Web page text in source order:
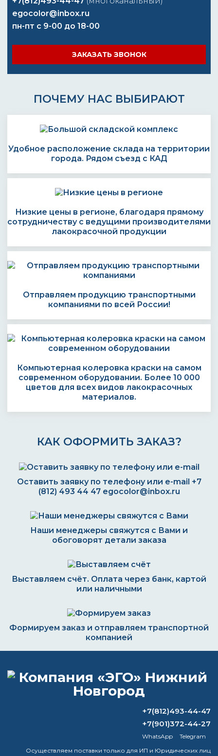
egocolor@inbox.ru
пн-пт с 9-00 до 18-00
ЗАКАЗАТЬ ЗВОНОК
ПОЧЕМУ НАС ВЫБИРАЮТ
Удобное расположение склада на территории
города. Рядом съезд с КАД
Низкие цены в регионе, благодаря прямому
сотрудничеству с ведущими производителями
лакокрасочной продукции
Отправляем продукцию транспортными
компаниями по всей России!
Компьютерная колеровка краски на самом
современном оборудовании. Более 10 000
цветов для всех видов лакокрасочных
материалов.
КАК ОФОРМИТЬ ЗАКАЗ?
Оставить заявку по телефону или e-mail +7
(812) 493 44 47 egocolor@inbox.ru
Наши менеджеры свяжутся с Вами и
обоговорят детали заказа
Выставляем счёт. Оплата через банк, картой
или наличными
Формируем заказ и отправляем транспортной
компанией
ВОПРОС-ОТВЕТ
Какая краска лучше: полиуретановая
Чем можно заменить растворитель
+7(812)493-44-47
+7(901)372-44-27
WhatsApp
Telegram
Осуществляем поставки только для ИП и Юридических лиц